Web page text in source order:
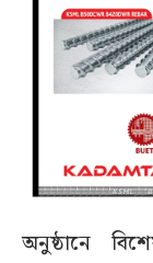
অনুষ্ঠানে